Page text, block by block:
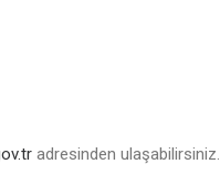
adresinden ulaşabilirsiniz.